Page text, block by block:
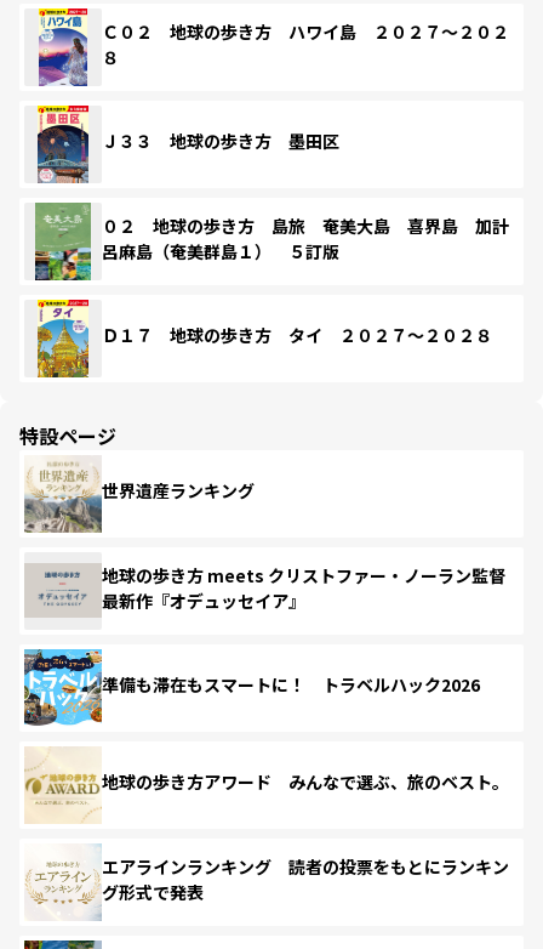
Ｃ０２ 地球の歩き方 ハワイ島 ２０２７～２０２
８
Ｊ３３ 地球の歩き方 墨田区
０２ 地球の歩き方 島旅 奄美大島 喜界島 加計
呂麻島（奄美群島１） ５訂版
Ｄ１７ 地球の歩き方 タイ ２０２７～２０２８
特設ページ
世界遺産ランキング
地球の歩き方 meets クリストファー・ノーラン監督
最新作『オデュッセイア』
準備も滞在もスマートに！ トラベルハック2026
地球の歩き方アワード みんなで選ぶ、旅のベスト。
エアラインランキング 読者の投票をもとにランキン
グ形式で発表